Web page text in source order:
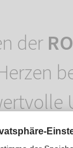
der